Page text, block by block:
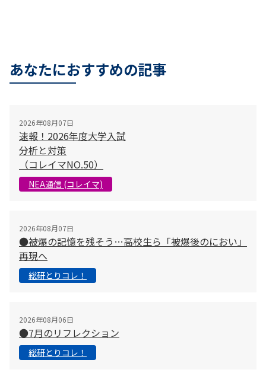
あなたにおすすめの記事
2026年08月07日
速報！2026年度大学入試
分析と対策
（コレイマNO.50）
NEA通信 (コレイマ)
2026年08月07日
●被爆の記憶を残そう…高校生ら「被爆後のにおい」
再現へ
総研とりコレ！
2026年08月06日
●7月のリフレクション
総研とりコレ！